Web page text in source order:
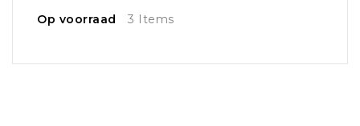
Op voorraad 3 Items